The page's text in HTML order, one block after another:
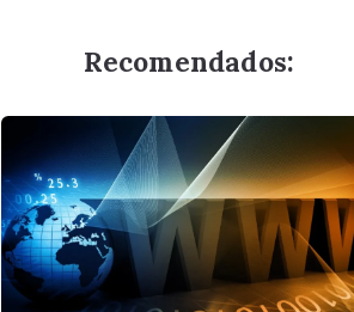
Recomendados: